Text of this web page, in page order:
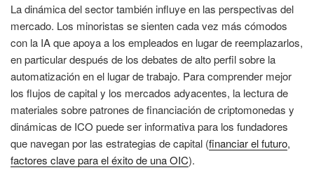
La dinámica del sector también influye en las perspectivas del
mercado. Los minoristas se sienten cada vez más cómodos
con la IA que apoya a los empleados en lugar de reemplazarlos,
en particular después de los debates de alto perfil sobre la
automatización en el lugar de trabajo. Para comprender mejor
los flujos de capital y los mercados adyacentes, la lectura de
materiales sobre patrones de financiación de criptomonedas y
dinámicas de ICO puede ser informativa para los fundadores
que navegan por las estrategias de capital (financiar el futuro,
factores clave para el éxito de una OIC).